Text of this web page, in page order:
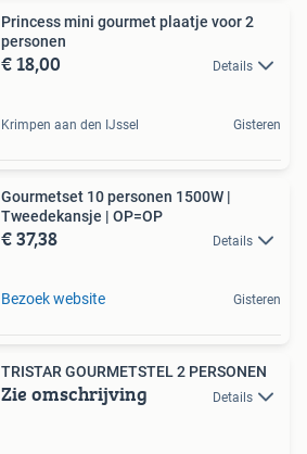
Princess mini gourmet plaatje voor 2
personen
€ 18,00 Details
Krimpen aan den IJssel Gisteren
Gourmetset 10 personen 1500W |
Tweedekansje | OP=OP
€ 37,38 Details
Bezoek website Gisteren
TRISTAR GOURMETSTEL 2 PERSONEN
Zie omschrijving Details